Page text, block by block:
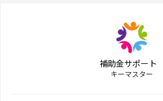
補助金サポート
キーマスター